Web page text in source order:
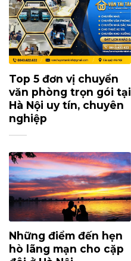
Top 5 đơn vị chuyển
văn phòng trọn gói tại
Hà Nội uy tín, chuyên
nghiệp
Những điểm đến hẹn
hò lãng mạn cho cặp